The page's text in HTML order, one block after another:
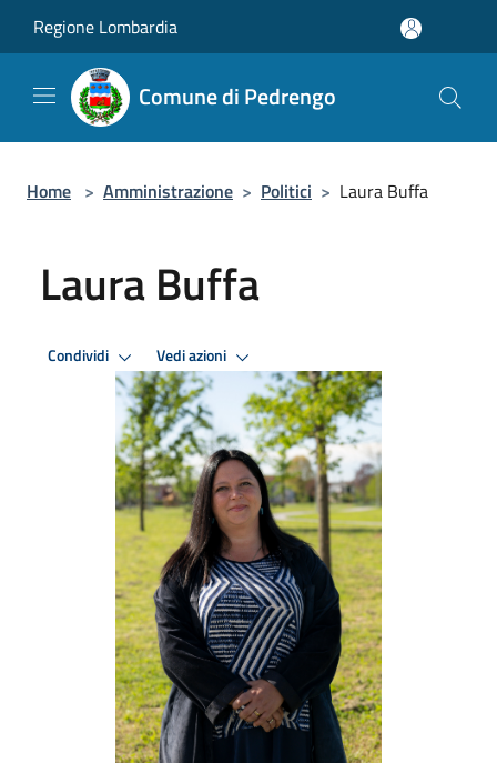
Regione Lombardia
Comune di Pedrengo
Home > Amministrazione > Politici > Laura Buffa
Laura Buffa
Condividi Vedi azioni